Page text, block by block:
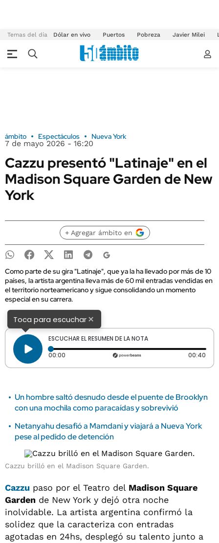
Temas del día Dólar en vivo Puertos Pobreza Javier Milei
ámbito Espectáculos Nueva York
7 de mayo 2026 - 16:20
Cazzu presentó "Latinaje" en el
Madison Square Garden de New
York
+ Agregar ámbito en
Como parte de su gira "Latinaje", que ya la ha llevado por más de 10
países, la artista argentina lleva más de 60 mil entradas vendidas en
el territorio norteamericano y sigue consolidando un momento
especial en su carrera.
Toca para escuchar×
ESCUCHAR EL RESUMEN DE LA NOTA
00:00 Tiempo transcurrido: 0 segundos 00:40
Un hombre saltó desnudo desde el puente de Brooklyn
con una mochila como paracaídas y sobrevivió
Netanyahu desafió a Mamdani y viajará a Nueva York
pese al pedido de detención
Cazzu brilló en el Madison Square Garden.
Cazzu paso por el Teatro del Madison Square
Garden de New York y dejó otra noche
inolvidable. La artista argentina confirmó la
solidez que la caracteriza con entradas
agotadas en 24hs, desplegó su talento junto a